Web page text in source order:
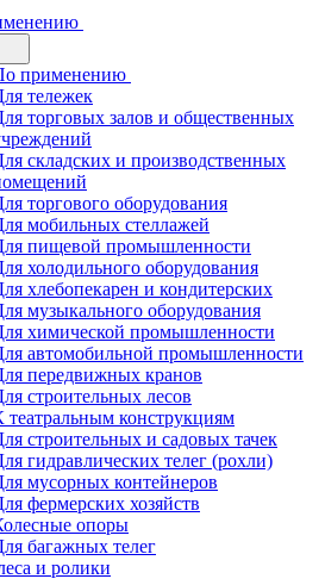
применению
тележек
торговых залов и общественных
складских и производственных
торгового оборудования
мобильных стеллажей
пищевой промышленности
холодильного оборудования
хлебопекарен и кондитерских
музыкального оборудования
химической промышленности
автомобильной промышленности
передвижных кранов
строительных лесов
театральным конструкциям
строительных и садовых тачек
гидравлических телег (рохли)
мусорных контейнеров
фермерских хозяйств
опоры
багажных телег
и ролики